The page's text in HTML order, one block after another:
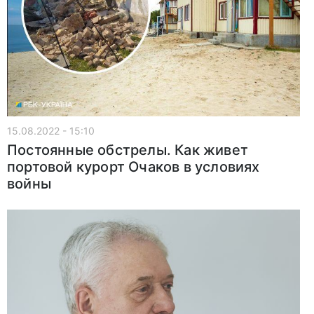
15.08.2022 - 15:10
Постоянные обстрелы. Как живет
портовой курорт Очаков в условиях
войны